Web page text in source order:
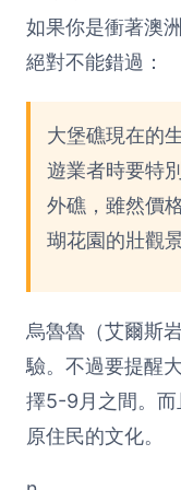
如果你是衝著澳
絕對不能錯過：
大堡礁現在的
遊業者時要特
外礁，雖然價
瑚花園的壯觀
烏魯魯（艾爾斯
驗。不過要提醒
擇5-9月之間。而
原住民的文化。